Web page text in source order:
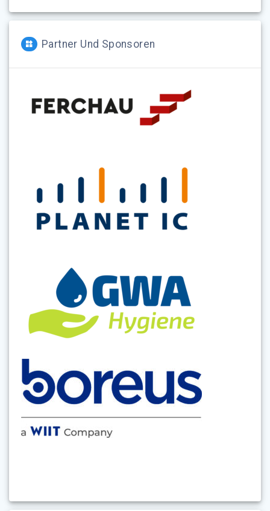
Partner Und Sponsoren